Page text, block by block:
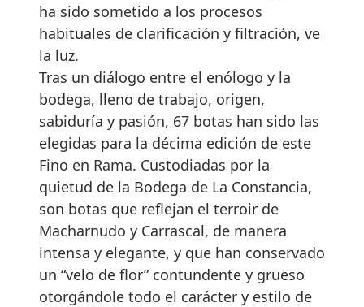
ha sido sometido a los procesos
habituales de clarificación y filtración, ve
la luz.
Tras un diálogo entre el enólogo y la
bodega, lleno de trabajo, origen,
sabiduría y pasión, 67 botas han sido las
elegidas para la décima edición de este
Fino en Rama. Custodiadas por la
quietud de la Bodega de La Constancia,
son botas que reflejan el terroir de
Macharnudo y Carrascal, de manera
intensa y elegante, y que han conservado
un “velo de flor” contundente y grueso
otorgándole todo el carácter y estilo de